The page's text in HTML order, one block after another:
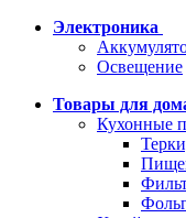
Электроника
Освещение
Товары для
Кухонные